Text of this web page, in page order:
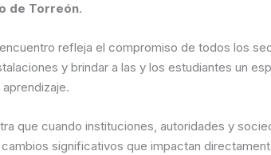
de Torreón.
refleja el compromiso de todos los
y brindar a las y los estudiantes un
que cuando instituciones, autoridades y
significativos que impactan